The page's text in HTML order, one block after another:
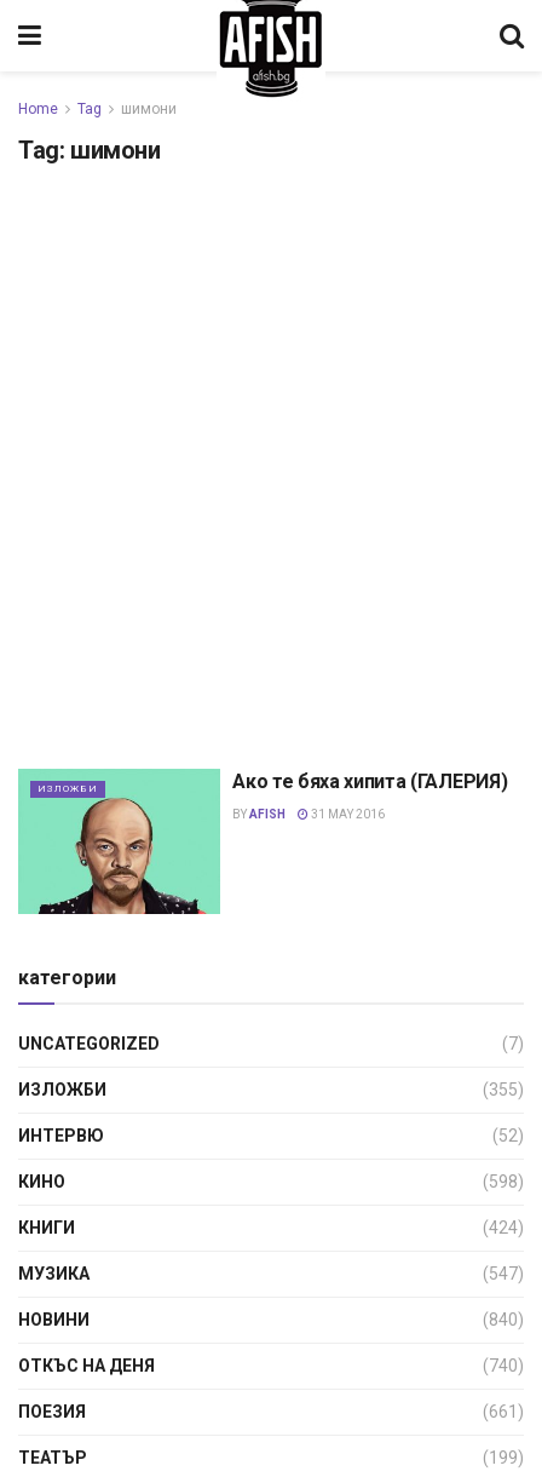
Home Tag шимони
Tag: шимони
ИЗЛОЖБИ Ако те бяха хипита (ГАЛЕРИЯ)
BYAFISH 31 MAY 2016
категории
UNCATEGORIZED (7)
ИЗЛОЖБИ (355)
ИНТЕРВЮ (52)
КИНО (598)
КНИГИ (424)
МУЗИКА (547)
НОВИНИ (840)
ОТКЪС НА ДЕНЯ (740)
ПОЕЗИЯ (661)
ТЕАТЪР (199)